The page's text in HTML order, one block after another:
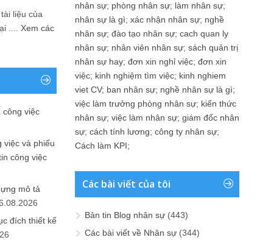
liệu của
.... Xem các
công việc
việc và phiếu
công việc
mô tả
đích thiết kế
nhân sự; phòng nhân sự; làm nhân sự;
nhân sự là gì; xác nhận nhân sự; nghề
nhân sự; đào tạo nhân sự; cach quan ly
nhân sự; nhân viên nhân sự; sách quản trị
nhân sự hay; đơn xin nghỉ việc; đơn xin
việc; kinh nghiệm tìm việc; kinh nghiem
viet CV; ban nhân sự; nghề nhân sự là gì;
việc làm trưởng phòng nhân sự; kiến thức
nhân sự; việc làm nhân sự; giám đốc nhân
sự; cách tính lương; công ty nhân sự;
Cách làm KPI;
Các bài viết của tôi
Bản tin Blog nhân sự (443)
Các bài viết về Nhân sự (344)